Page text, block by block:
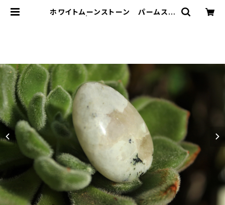
ホワイトムーンストーン パームスト